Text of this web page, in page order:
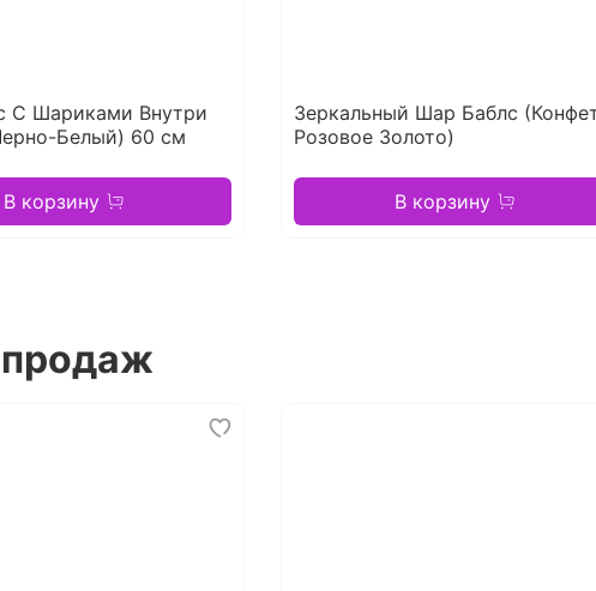
С Шариками Внутри
Белый) 60 см
В корзину
Зеркальный Шар Баблс
Розовое Золото)
В корзину